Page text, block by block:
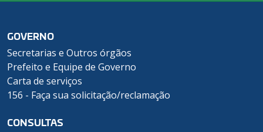
GOVERNO
Secretarias e Outros órgãos
Prefeito e Equipe de Governo
Carta de serviços
156 - Faça sua solicitação/reclamação
CONSULTAS